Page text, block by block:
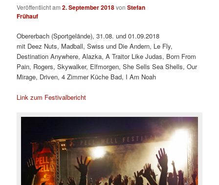
Veröffentlicht am2. September 2018vonStefan
Frühauf
Obererbach (Sportgelände), 31.08. und 01.09.2018
mit Deez Nuts, Madball, Swiss und Die Andern, Le Fly,
Destination Anywhere, Alazka, A Traitor Like Judas, Born From
Pain, Rogers, Skywalker, Elfmorgen, She Sells Sea Shells, Our
Mirage, Driven, 4 Zimmer Küche Bad, I Am Noah
Link zum Festivalbericht